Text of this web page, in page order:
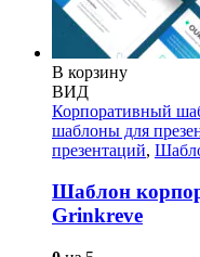
В корзину
ВИД
Корпоративный
шаблоны для
презентаций,
Шаблон
Grinkreve